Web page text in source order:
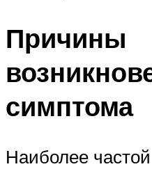
Причины
симптома
Наиболее